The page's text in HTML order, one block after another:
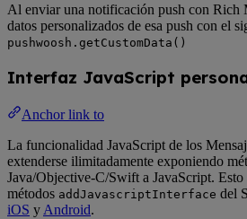
Al enviar una notificación push con Rich
datos personalizados de esa push con el
pushwoosh.getCustomData()
Interfaz JavaScript
Anchor link to
La funcionalidad JavaScript de los
extenderse ilimitadamente exponiendo
Java/Objective-C/Swift a JavaScript. Esto
métodos addJavascriptInterface del
iOS y Android.